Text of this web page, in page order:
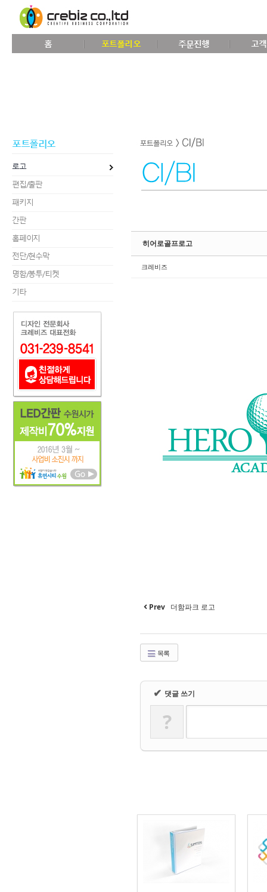
홈 포트폴리오 주문진행 고
포트폴리오
로고
편집/출판
패키지
간판
홈페이지
전단/현수막
명함/봉투/티켓
기타
히어로골프로고
크레비즈
Prev 더함파크 로고
목록
✔ 댓글 쓰기
?
Sketchbook5, 스케치북5
Sketchbook5, 스케치북5